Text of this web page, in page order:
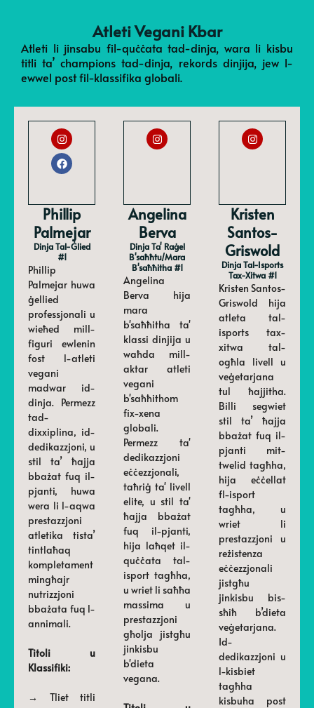
Atleti Vegani Kbar
Atleti li jinsabu fil-quċċata tad-dinja, wara li kisbu
titli ta’ champions tad-dinja, rekords dinjija, jew l-
ewwel post fil-klassifika globali.
Phillip
Palmejar
Dinja Tal-Ġlied
#1
Phillip
Palmejar huwa
ġellied
professjonali u
wieħed mill-
figuri ewlenin
fost l-atleti
vegani
madwar id-
dinja. Permezz
tad-
dixxiplina, id-
dedikazzjoni, u
stil ta’ ħajja
bbażat fuq il-
pjanti, huwa
wera li l-aqwa
prestazzjoni
atletika tista’
tintlaħaq
kompletament
mingħajr
nutrizzjoni
bbażata fuq l-
annimali.
Titoli u
Klassifiki:
→ Tliet titli
Angelina
Berva
Dinja Ta' Raġel
B'saħħtu/mara
B'saħħitha #1
Angelina
Berva hija
mara
b'saħħitha ta'
klassi dinjija u
waħda mill-
aktar atleti
vegani
b'saħħithom
fix-xena
globali.
Permezz ta'
dedikazzjoni
eċċezzjonali,
taħriġ ta' livell
elite, u stil ta'
ħajja bbażat
fuq il-pjanti,
hija laħqet il-
quċċata tal-
isport tagħha,
u wriet li saħħa
massima u
prestazzjoni
għolja jistgħu
jinkisbu
b'dieta
vegana.
Kristen
Santos-
Griswold
Dinja Tal-Isports
Tax-Xitwa #1
Kristen Santos-
Griswold hija
atleta tal-
isports tax-
xitwa tal-
ogħla livell u
veġetarjana
tul ħajjitha.
Billi segwiet
stil ta’ ħajja
bbażat fuq il-
pjanti mit-
twelid tagħha,
hija eċċellat
fl-isport
tagħha, u
wriet li
prestazzjoni u
reżistenza
eċċezzjonali
jistgħu
jinkisbu bis-
sħiħ b’dieta
veġetarjana.
Id-
dedikazzjoni u
l-kisbiet
tagħha
kisbuha post